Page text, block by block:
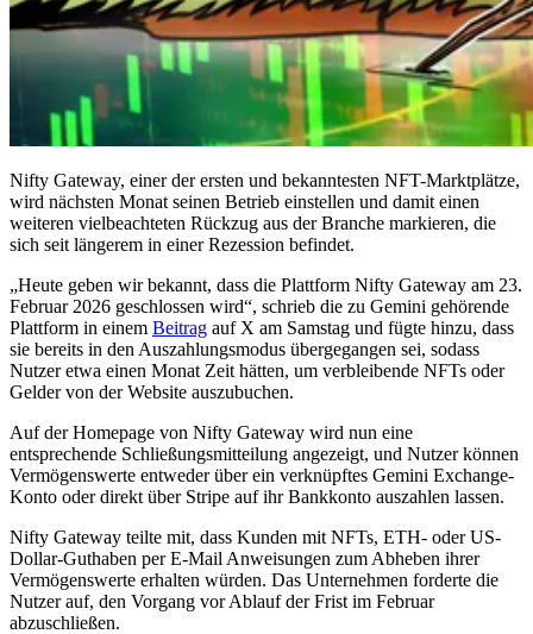
Nifty Gateway, einer der ersten und bekanntesten NFT-Marktplätze,
wird nächsten Monat seinen Betrieb einstellen und damit einen
weiteren vielbeachteten Rückzug aus der Branche markieren, die
sich seit längerem in einer Rezession befindet.
„Heute geben wir bekannt, dass die Plattform Nifty Gateway am 23.
Februar 2026 geschlossen wird“, schrieb die zu Gemini gehörende
Plattform in einem Beitrag auf X am Samstag und fügte hinzu, dass
sie bereits in den Auszahlungsmodus übergegangen sei, sodass
Nutzer etwa einen Monat Zeit hätten, um verbleibende NFTs oder
Gelder von der Website auszubuchen.
Auf der Homepage von Nifty Gateway wird nun eine
entsprechende Schließungsmitteilung angezeigt, und Nutzer können
Vermögenswerte entweder über ein verknüpftes Gemini Exchange-
Konto oder direkt über Stripe auf ihr Bankkonto auszahlen lassen.
Nifty Gateway teilte mit, dass Kunden mit NFTs, ETH- oder US-
Dollar-Guthaben per E-Mail Anweisungen zum Abheben ihrer
Vermögenswerte erhalten würden. Das Unternehmen forderte die
Nutzer auf, den Vorgang vor Ablauf der Frist im Februar
abzuschließen.